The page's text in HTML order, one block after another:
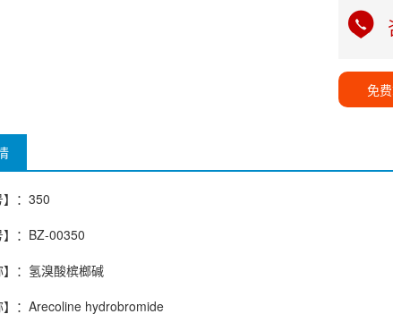
免
】：350
】：BZ-00350
】：氢溴酸槟榔碱
】：Arecoline hydrobromide